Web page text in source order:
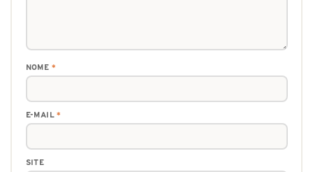
NOME *
E-MAIL*
SITE